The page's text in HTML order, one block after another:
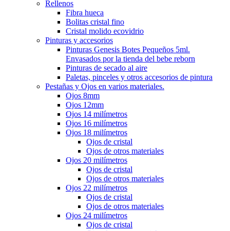
Rellenos
Fibra hueca
Bolitas cristal fino
Cristal molido ecovidrio
Pinturas y accesorios
Pinturas Genesis Botes Pequeños 5ml.
Envasados por la tienda del bebe reborn
Pinturas de secado al aire
Paletas, pinceles y otros accesorios de pintura
Pestañas y Ojos en varios materiales.
Ojos 8mm
Ojos 12mm
Ojos 14 milímetros
Ojos 16 milímetros
Ojos 18 milímetros
Ojos de cristal
Ojos de otros materiales
Ojos 20 milímetros
Ojos de cristal
Ojos de otros materiales
Ojos 22 milímetros
Ojos de cristal
Ojos de otros materiales
Ojos 24 milímetros
Ojos de cristal